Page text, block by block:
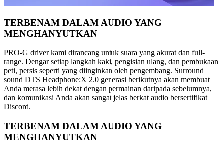
TERBENAM DALAM AUDIO YANG
MENGHANYUTKAN
PRO-G driver kami dirancang untuk suara yang akurat dan full-
range. Dengar setiap langkah kaki, pengisian ulang, dan pembukaan
peti, persis seperti yang diinginkan oleh pengembang. Surround
sound DTS Headphone:X 2.0 generasi berikutnya akan membuat
Anda merasa lebih dekat dengan permainan daripada sebelumnya,
dan komunikasi Anda akan sangat jelas berkat audio bersertifikat
Discord.
TERBENAM DALAM AUDIO YANG
MENGHANYUTKAN